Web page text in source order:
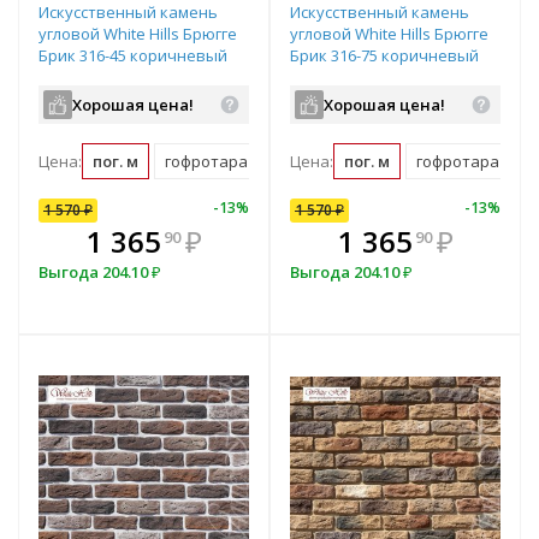
Искусственный камень
угловой White Hills Брюгге
Брик 316-45 коричневый
Хорошая цена!
Цена: пог. м гофротара (2.31 пог. м) мастербокс (79 пог. м)
1 570₽ -13%
1 365 90 ₽
Выгода 204.10₽
В комплекте
всегда выгоднее!
Искусственный камень
угловой White Hills Брюгге
Брик 316-75 коричневый
Хорошая цена!
Цена: пог. м гофротара (2.31
7% 1 570 -
1 41300
Выгода157
1 570₽ -13%
1 365 90 ₽
Выгода 204.10₽